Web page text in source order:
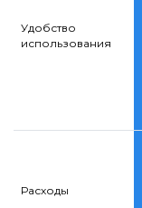
Удобство
использования
Расходы